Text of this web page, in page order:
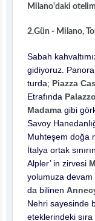
Milano'daki
2.Gün - Milano,
Sabah
gidiyoruz.
turda; Piazza
Etrafında
Madama gibi
Savoy
Muhteşem doğa
İtalya ortak
Alpler’ in zirvesi
yolumuza devam
da bilinen
Nehri sayesinde
eteklerindeki sıra